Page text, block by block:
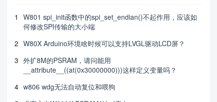
1
W801 spi_init函数中的spi_set_endian()不起作用，应该如
何修改SPI传输的大小端
2 W80X Arduino环境啥时候可以支持LVGL驱动LCD屏？
3 外扩8M的PSRAM，请问能用
__attribute__((at(0x30000000)))这样定义变量吗？
4 w806 wdg无法自动复位和喂狗